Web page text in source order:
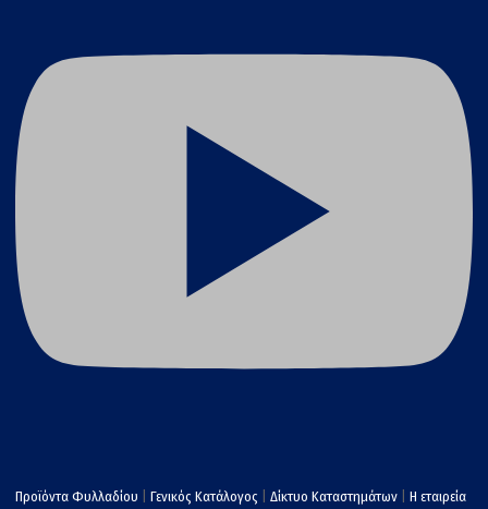
Προϊόντα Φυλλαδίου Γενικός Κατάλογος Δίκτυο Καταστημάτων
Η εταιρεία